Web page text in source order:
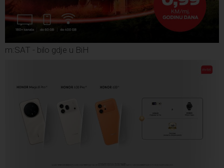
m:SAT - bilo gdje u BiH